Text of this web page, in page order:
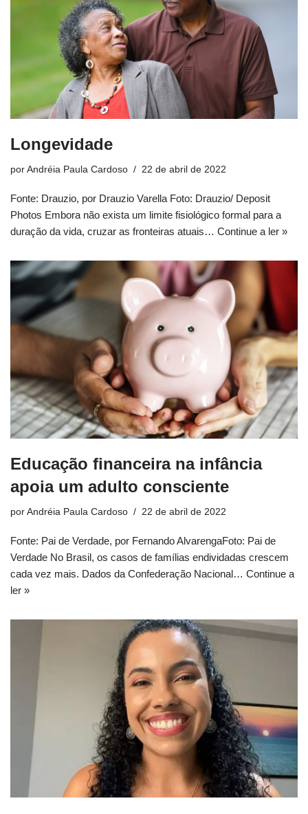
Longevidade
por Andréia Paula Cardoso 22 de abril de 2022
Fonte: Drauzio, por Drauzio Varella Foto: Drauzio/ Deposit
Photos Embora não exista um limite fisiológico formal para a
duração da vida, cruzar as fronteiras atuais… Continue a ler »
Educação financeira na infância
apoia um adulto consciente
por Andréia Paula Cardoso 22 de abril de 2022
Fonte: Pai de Verdade, por Fernando AlvarengaFoto: Pai de
Verdade No Brasil, os casos de famílias endividadas crescem
cada vez mais. Dados da Confederação Nacional… Continue a
ler »